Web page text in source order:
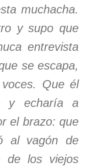
muchacha.
y supo que
entrevista
se escapa,
Que él
y echaría a
el brazo: que
al vagón de
de los viejos